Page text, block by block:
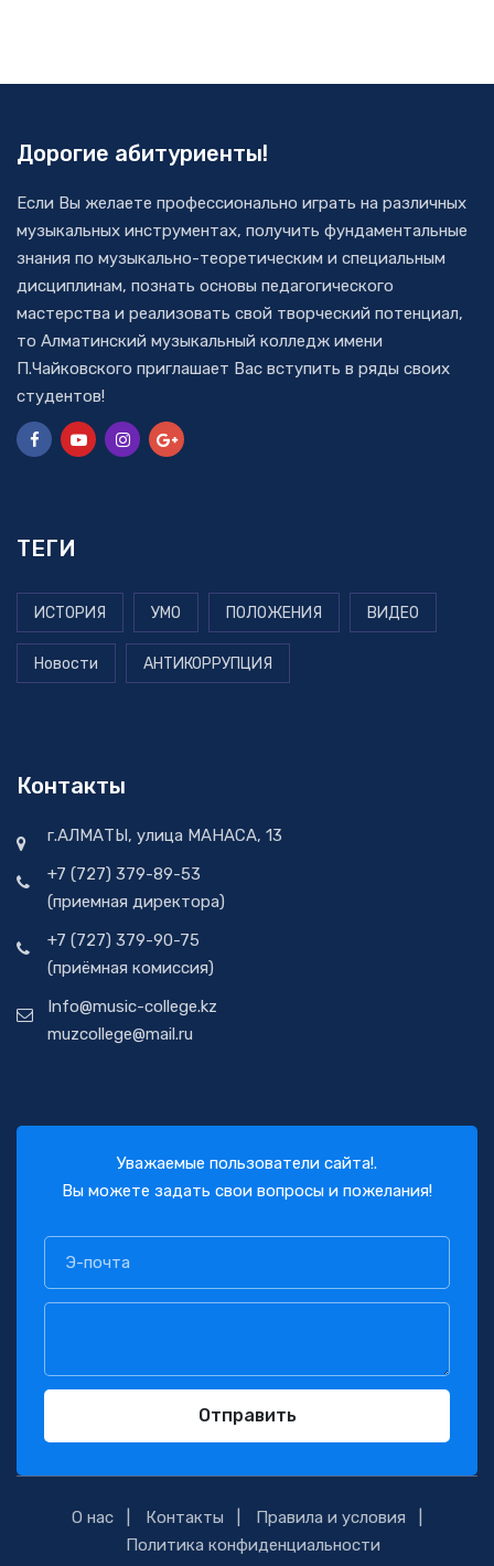
Дорогие абитуриенты!
Если Вы желаете профессионально играть на различных
музыкальных инструментах, получить фундаментальные
знания по музыкально-теоретическим и специальным
дисциплинам, познать основы педагогического
мастерства и реализовать свой творческий потенциал,
то Алматинский музыкальный колледж имени
П.Чайковского приглашает Вас вступить в ряды своих
студентов!
ТЕГИ
ИСТОРИЯ УМО ПОЛОЖЕНИЯ ВИДЕО
Новости АНТИКОРРУПЦИЯ
Контакты
г.АЛМАТЫ, улица МАНАСА, 13
+7 (727) 379-89-53
(приемная директора)
+7 (727) 379-90-75
(приёмная комиссия)
Info@music-college.kz
muzcollege@mail.ru
Уважаемые пользователи сайта!.
Вы можете задать свои вопросы и пожелания!
Отправить
О нас Контакты
Правила и условия
Политика конфиденциальности